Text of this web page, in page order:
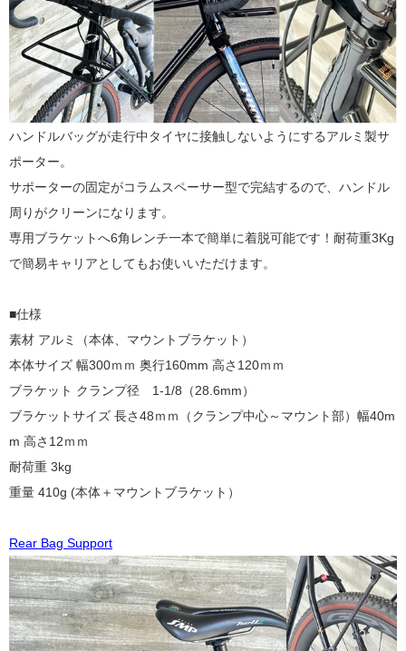
ハンドルバッグが走行中タイヤに接触しないようにするアルミ製サ
ポーター。
サポーターの固定がコラムスペーサー型で完結するので、ハンドル
周りがクリーンになります。
専用ブラケットへ6角レンチ一本で簡単に着脱可能です！耐荷重3Kg
で簡易キャリアとしてもお使いいただけます。
■仕様
素材 アルミ（本体、マウントブラケット）
本体サイズ 幅300ｍｍ 奥行160mm 高さ120ｍｍ
ブラケット クランプ径 1-1/8（28.6mm）
ブラケットサイズ 長さ48ｍｍ（クランプ中心～マウント部）幅40m
m 高さ12ｍｍ
耐荷重 3kg
重量 410g (本体＋マウントブラケット）
Rear Bag Support